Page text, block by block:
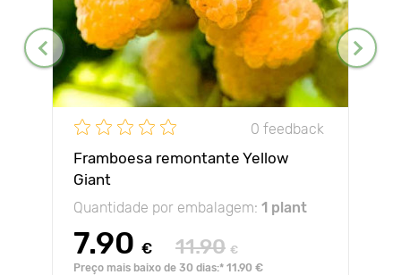
0 feedback
Framboesa remontante Yellow
Giant
Quantidade por embalagem: 1 plant
7.90 € 11.90 €
Preço mais baixo de 30 dias:* 11.90 €